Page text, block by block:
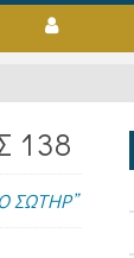
138
ΣΩΤΗΡ”